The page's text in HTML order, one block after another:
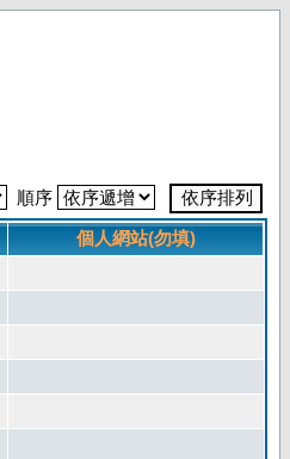
順序
個人網站(勿填)